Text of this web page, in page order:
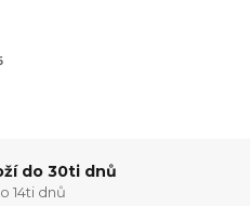
do 30ti dnů
14ti dnů